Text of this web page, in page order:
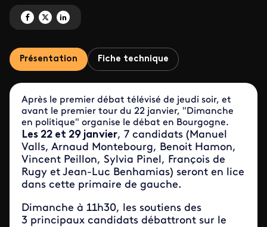
Partagez 'Qui gagnera la primaire à gauche ?' sur Facebook
Partagez 'Qui gagnera la primaire à gauche ?' sur X
Partagez 'Qui gagnera la primaire à gauche ?' sur LinkedIn
Présentation Fiche technique
Après le premier débat télévisé de jeudi soir, et
avant le premier tour du 22 janvier, "Dimanche
en politique" organise le débat en Bourgogne.
Les 22 et 29 janvier, 7 candidats (Manuel
Valls, Arnaud Montebourg, Benoit Hamon,
Vincent Peillon, Sylvia Pinel, François de
Rugy et Jean-Luc Benhamias) seront en lice
dans cette primaire de gauche.
Dimanche à 11h30, les soutiens des
3 principaux candidats débattront sur le